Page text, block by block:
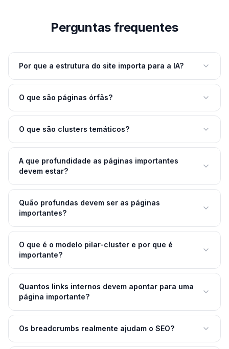
Perguntas frequentes
Por que a estrutura do site importa para a IA?
O que são páginas órfãs?
O que são clusters temáticos?
A que profundidade as páginas importantes
devem estar?
Quão profundas devem ser as páginas
importantes?
O que é o modelo pilar-cluster e por que é
importante?
Quantos links internos devem apontar para uma
página importante?
Os breadcrumbs realmente ajudam o SEO?